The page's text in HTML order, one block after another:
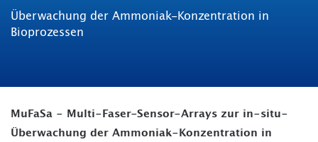
Überwachung der Ammoniak-Konzentration in
Bioprozessen
MuFaSa - Multi-Faser-Sensor-Arrays zur in-situ-
Überwachung der Ammoniak-Konzentration in